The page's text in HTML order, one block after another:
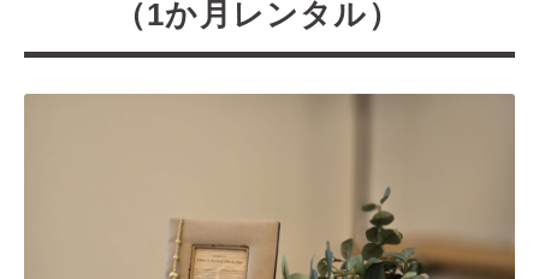
（1か月レンタル）